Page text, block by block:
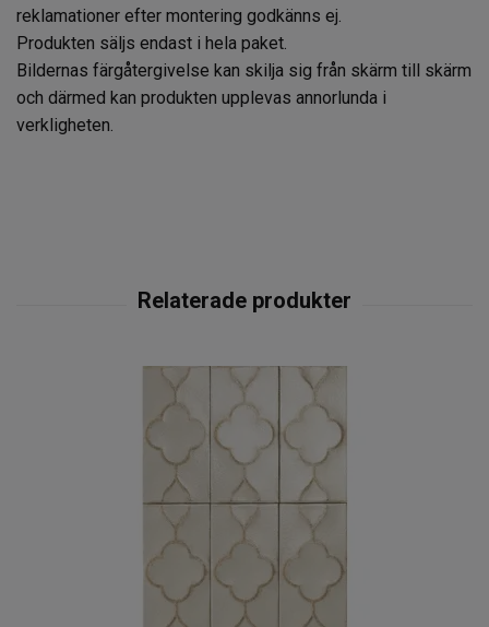
reklamationer efter montering godkänns ej.
Produkten säljs endast i hela paket.
Bildernas färgåtergivelse kan skilja sig från skärm till skärm
och därmed kan produkten upplevas annorlunda i
verkligheten.